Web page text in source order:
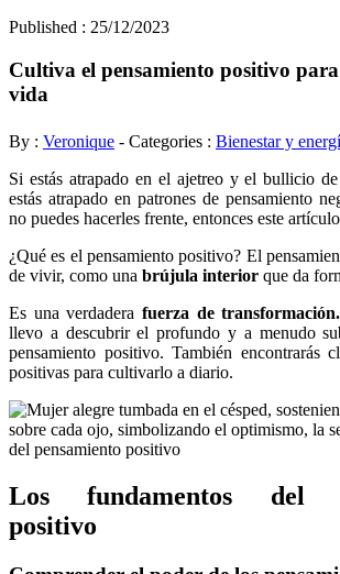
Published : 25/12/2023
Cultiva el pensamiento positivo
vida
By : Veronique - Categories : Bienestar y
Si estás atrapado en el ajetreo y el bullicio
estás atrapado en patrones de pensamiento
no puedes hacerles frente, entonces este
¿Qué es el pensamiento positivo? El
de vivir, como una brújula interior que da
Es una verdadera fuerza de transformación.
llevo a descubrir el profundo y a menudo
pensamiento positivo. También encontrarás
positivas para cultivarlo a diario.
Los fundamentos del
positivo